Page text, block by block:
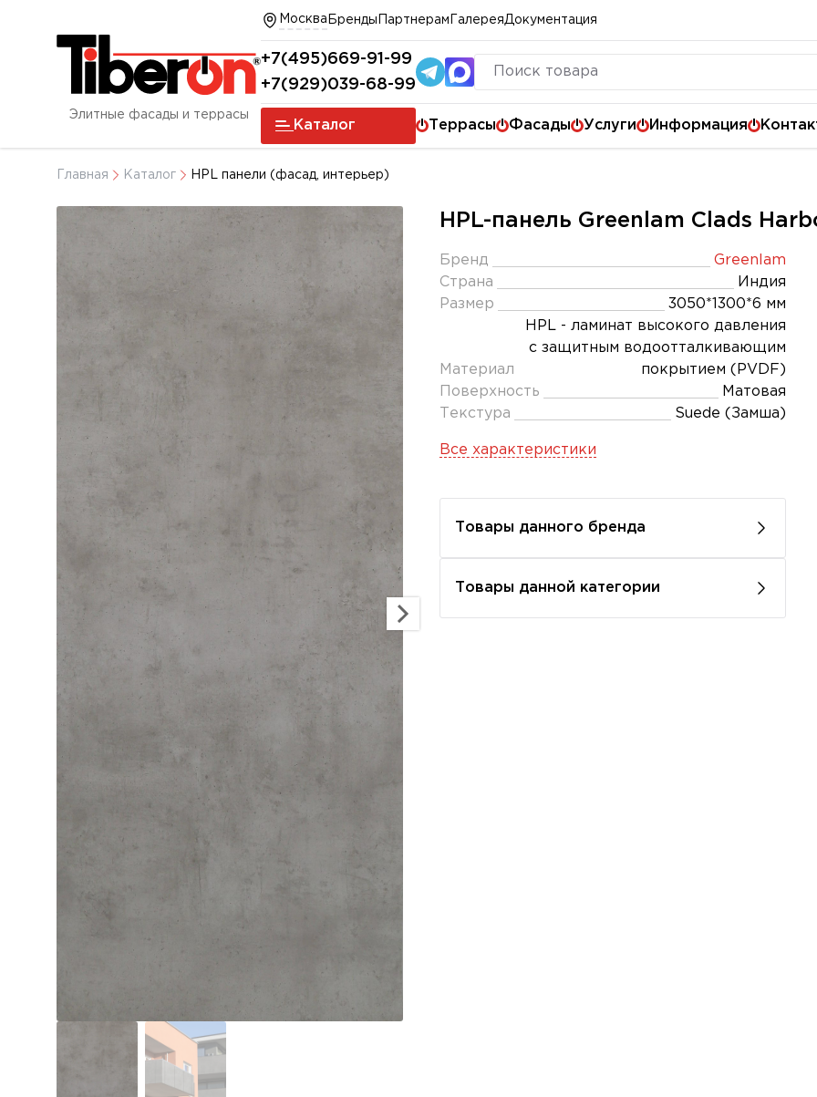
Элитные фасады и террасы
Москва Бренды Партнерам ГалереяДокументация
+7(495)669-91-99
+7(929)039-68-99
Каталог Террасы Фасады Услуги Информация
Главная Каталог HPL панели (фасад, интерьер)
HPL-панель Greenlam Clads
Бренд
Greenlam
Страна
Индия
Размер
3050*1300*6 мм
Материал
HPL - ламинат высокого давления
с защитным водоотталкивающим
покрытием (PVDF)
Поверхность
Матовая
Текстура
Suede (Замша)
Все характеристики
Товары данного бренда
Товары данной категории